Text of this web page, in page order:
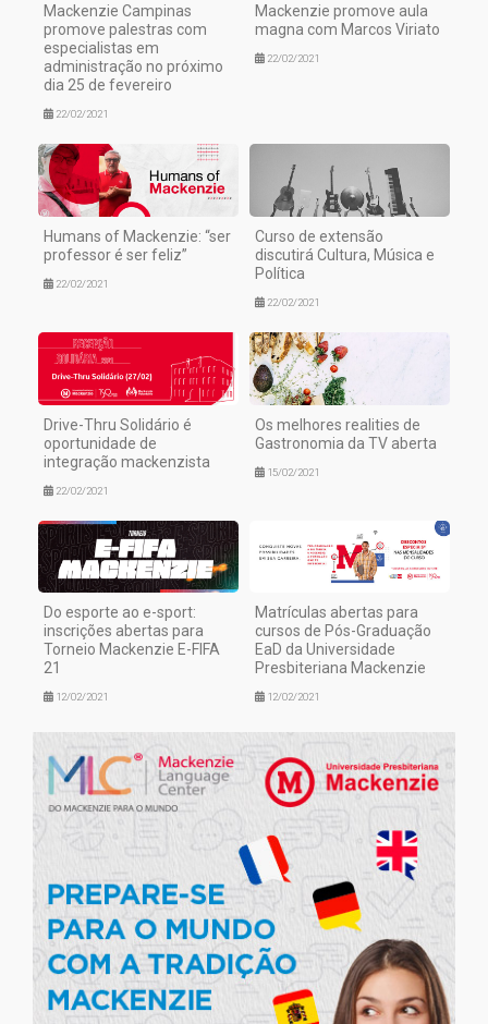
Mackenzie Campinas
promove palestras com
especialistas em
administração no próximo
dia 25 de fevereiro
22/02/2021
Mackenzie promove aula
magna com Marcos Viriato
22/02/2021
Humans of Mackenzie: “ser
professor é ser feliz”
22/02/2021
Curso de extensão
discutirá Cultura, Música e
Política
22/02/2021
Drive-Thru Solidário é
oportunidade de
integração mackenzista
22/02/2021
Os melhores realities de
Gastronomia da TV aberta
15/02/2021
Do esporte ao e-sport:
inscrições abertas para
Torneio Mackenzie E-FIFA
21
12/02/2021
Matrículas abertas para
cursos de Pós-Graduação
EaD da Universidade
Presbiteriana Mackenzie
12/02/2021